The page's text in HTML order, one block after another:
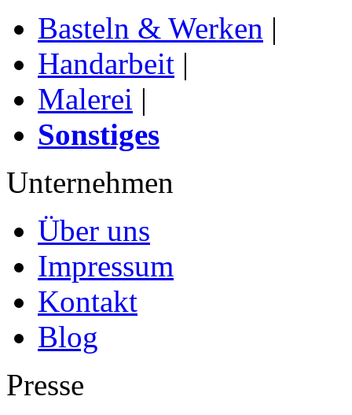
Basteln & Werken |
Handarbeit |
Malerei |
Sonstiges
Unternehmen
Über uns
Impressum
Kontakt
Blog
Presse